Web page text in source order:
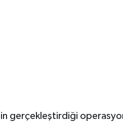
gerçekleştirdiği